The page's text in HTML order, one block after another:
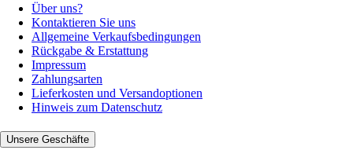
Über uns?
Kontaktieren Sie uns
Allgemeine Verkaufsbedingungen
Rückgabe & Erstattung
Impressum
Zahlungsarten
Lieferkosten und Versandoptionen
Hinweis zum Datenschutz
Unsere Geschäfte